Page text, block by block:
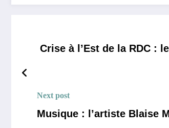
Crise à l’Est de la RDC :
Next post
Musique : l’artiste Blaise